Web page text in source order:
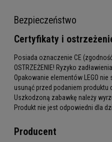
Bezpieczeństwo
Certyfikaty i
Posiada oznaczenie CE
OSTRZEŻENIE! Ryzyko
Opakowanie elementów LEGO nie
usunąć przed podaniem produktu
Uszkodzoną zabawkę należy
Produkt nie jest odpowiedni dla
Producent